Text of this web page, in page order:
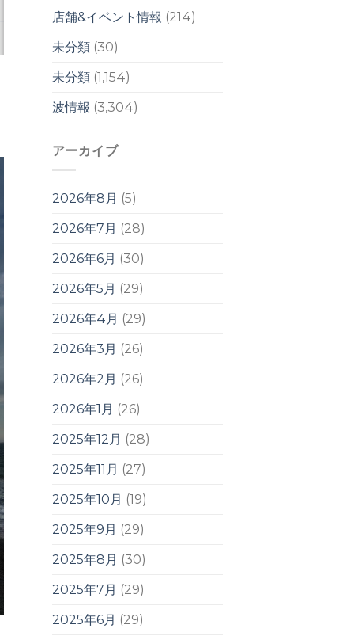
ら？！
店舗&イベント情報 (214)
未分類(30)
未分類(1,154)
波情報 (3,304)
アーカイブ
2026年8月 (5)
2026年7月 (28)
2026年6月 (30)
2026年5月 (29)
2026年4月 (29)
2026年3月 (26)
2026年2月 (26)
2026年1月 (26)
2025年12月 (28)
2025年11月 (27)
2025年10月 (19)
2025年9月 (29)
2025年8月 (30)
2025年7月 (29)
2025年6月 (29)